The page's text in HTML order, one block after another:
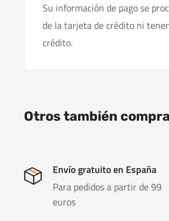
Su información de pago se
de la tarjeta de crédito ni
crédito.
Otros también
Envío gratuito en España
Para pedidos a partir de 99
euros